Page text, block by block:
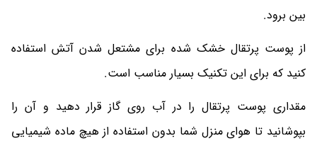
بین برود.
از پوست پرتقال خشک شده برای مشتعل شدن آتش استفاده
کنید که برای این تکنیک بسیار مناسب است.
مقداری پوست پرتقال را در آب روی گاز قرار دهید و آن را
بپوشانید تا هوای منزل شما بدون استفاده از هیچ ماده شیمیایی